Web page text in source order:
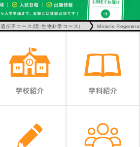
遺伝子コース(現:生物科学コース) Minaris